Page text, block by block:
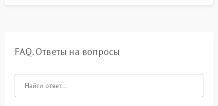
FAQ. Ответы на вопросы